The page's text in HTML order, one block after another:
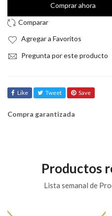
Comprar ahora
Agregar a Favoritos
Pregunta por este producto
Like Tweet Save
Compra garantizada
Productos
Lista semanal de